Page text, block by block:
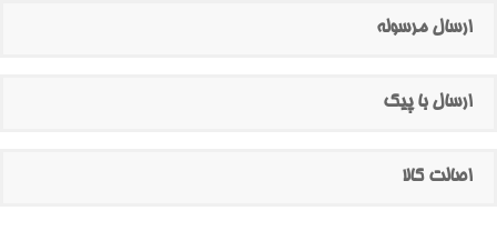
ارسال مرسوله
ارسال با پیک
اصالت کالا